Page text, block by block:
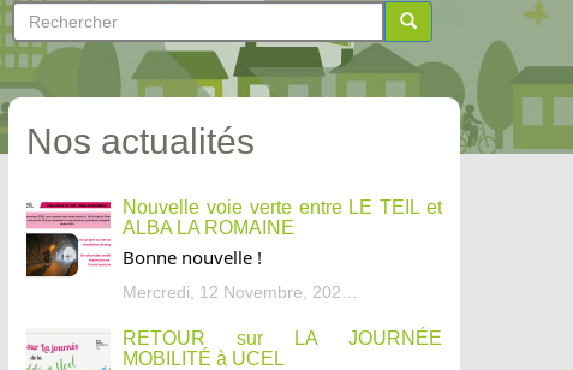
Formulaire
de
recherche
Rechercher
Nos actualités
Nouvelle voie verte entre LE TEIL et
ALBA LA ROMAINE
Bonne nouvelle !
RETOUR sur LA JOURNÉE
MOBILITÉ à UCEL